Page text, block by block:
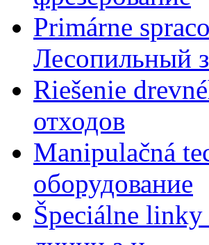
Primárne
Лесопильный
Riešenie
отходов
Manipulačná
оборудование
Špeciálne linky